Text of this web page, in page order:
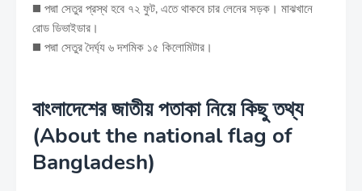
◼️ পদ্মা সেতুর প্রস্থ হবে ৭২ ফুট, এতে থাকবে চার লেনের সড়ক। মাঝখানে
রোড ডিভাইডার।
◼️ পদ্মা সেতুর দৈর্ঘ্য ৬ দশমিক ১৫ কিলোমিটার।
বাংলাদেশের জাতীয় পতাকা নিয়ে কিছু তথ্য
(About the national flag of
Bangladesh)